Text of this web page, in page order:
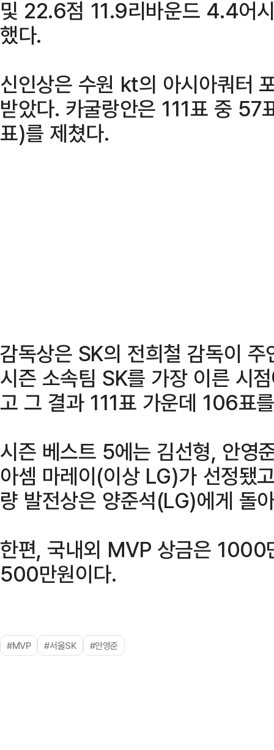
및 22.6점 11.9리바운드 4.4어
했다.
신인상은 수원 kt의 아시아쿼터
받았다. 카굴랑안은 111표 중
표)를 제쳤다.
감독상은 SK의 전희철 감독이
시즌 소속팀 SK를 가장 이른 시
고 그 결과 111표 가운데 106표
시즌 베스트 5에는 김선형, 안영
아셈 마레이(이상 LG)가 선정됐
량 발전상은 양준석(LG)에게 돌
한편, 국내외 MVP 상금은 1000
500만원이다.
#MVP #서울SK #안영준